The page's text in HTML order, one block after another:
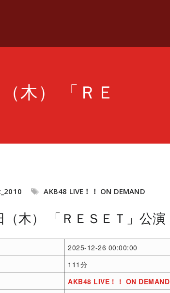
木） 「ＲＥ
AKB48 LIVE！！ ON DEMAND
木） 「ＲＥＳＥＴ」公演
2025-12-26 00:00:00
111分
AKB48 LIVE！！ ON DEMAND